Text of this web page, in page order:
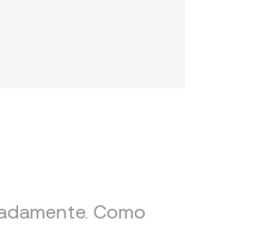
Como